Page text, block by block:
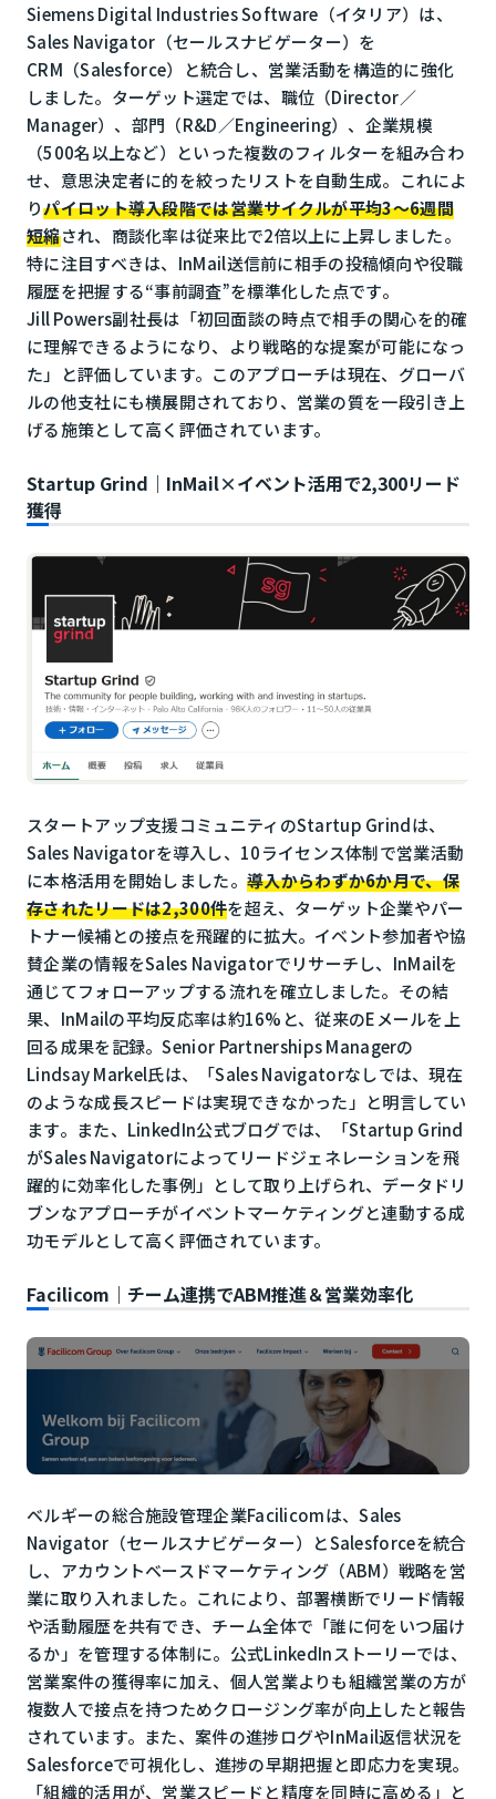
Siemens Digital Industries Software （イタリア）は、
Sales Navigator（セールスナビゲーター）を
CRM（Salesforce）と統合し、営業活動を構造的に強化
しました。ターゲット選定では、職位（Director／
Manager）、部門（R&D／Engineering）、企業規模
（500名以上など）といった複数のフィルターを組み合わ
せ、意思決定者に的を絞ったリストを自動生成。これによ
りパイロット導入段階では営業サイクルが平均3〜6週間
短縮され、商談化率は従来比で2倍以上に上昇しました。
特に注目すべきは、InMail送信前に相手の投稿傾向や役職
履歴を把握する“事前調査”を標準化した点です。
Jill Powers副社長は「初回面談の時点で相手の関心を的確
に理解できるようになり、より戦略的な提案が可能になっ
た」と評価しています。このアプローチは現在、グローバ
ルの他支社にも横展開されており、営業の質を一段引き上
げる施策として高く評価されています。
Startup Grind ｜InMail×イベント活用で2,300リード
獲得
スタートアップ支援コミュニティのStartup Grindは、
Sales Navigatorを導入し、10ライセンス体制で営業活動
に本格活用を開始しました。 導入からわずか6か月で、保
存されたリードは2,300件を超え、ターゲット企業やパー
トナー候補との接点を飛躍的に拡大。イベント参加者や協
賛企業の情報をSales Navigatorでリサーチし、InMailを
通じてフォローアップする流れを確立しました。その結
果、InMailの平均反応率は約16%と、従来のEメールを上
回る成果を記録。Senior Partnerships Managerの
Lindsay Markel氏は、「Sales Navigatorなしでは、現在
のような成長スピードは実現できなかった」と明言してい
ます。また、LinkedIn公式ブログでは、「Startup Grind
がSales Navigatorによってリードジェネレーションを飛
躍的に効率化した事例」として取り上げられ、データドリ
ブンなアプローチがイベントマーケティングと連動する成
功モデルとして高く評価されています。
Facilicom｜チーム連携でABM推進＆営業効率化
ベルギーの総合施設管理企業Facilicomは、Sales
Navigator（セールスナビゲーター）とSalesforceを統合
し、アカウントベースドマーケティング（ABM）戦略を営
業に取り入れました。これにより、部署横断でリード情報
や活動履歴を共有でき、チーム全体で「誰に何をいつ届け
るか」を管理する体制に。公式LinkedInストーリーでは、
営業案件の獲得率に加え、個人営業よりも組織営業の方が
複数人で接点を持つためクロージング率が向上したと報告
されています。また、案件の進捗ログやInMail返信状況を
Salesforceで可視化し、進捗の早期把握と即応力を実現。
「組織的活用が、営業スピードと精度を同時に高める」と